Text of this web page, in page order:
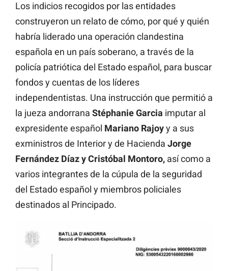
Los indicios recogidos por las entidades
construyeron un relato de cómo, por qué y quién
habría liderado una operación clandestina
española en un país soberano, a través de la
policía patriótica del Estado español, para buscar
fondos y cuentas de los líderes
independentistas. Una instrucción que permitió a
la jueza andorrana Stéphanie Garcia imputar al
expresidente español Mariano Rajoyy a sus
exministros de Interior y de Hacienda Jorge
Fernández Díaz y Cristóbal Montoro, así como a
varios integrantes de la cúpula de la seguridad
del Estado español y miembros policiales
destinados al Principado.